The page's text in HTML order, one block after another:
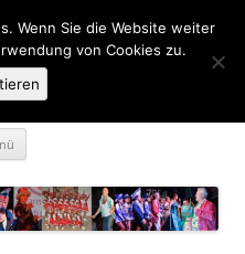
1963 e.V.
des is Fasching …
Wenn Sie die Website weiter
von Cookies zu.